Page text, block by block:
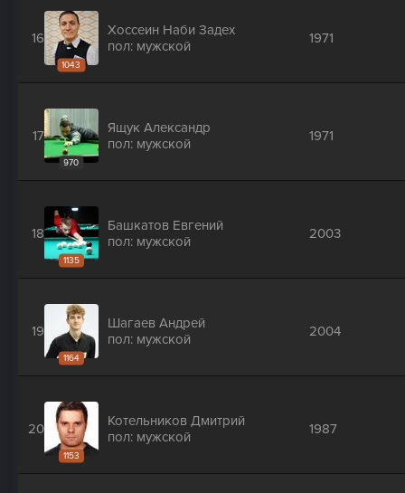
16
1043
Хоссеин Наби Задех
пол: мужской
1971
17
970
Ящук Александр
пол: мужской
1971
18
1135
Башкатов Евгений
пол: мужской
2003
19
1164
Шагаев Андрей
пол: мужской
2004
20
1153
Котельников Дмитрий
пол: мужской
1987